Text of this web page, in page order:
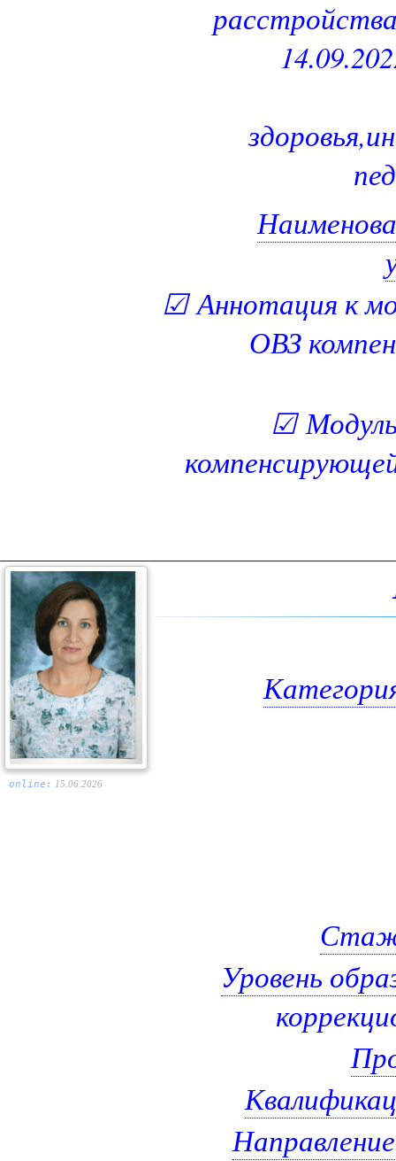
☑Аннотация к
ОВЗ
☑
online: 15.06.2026
Стаж
Уровень